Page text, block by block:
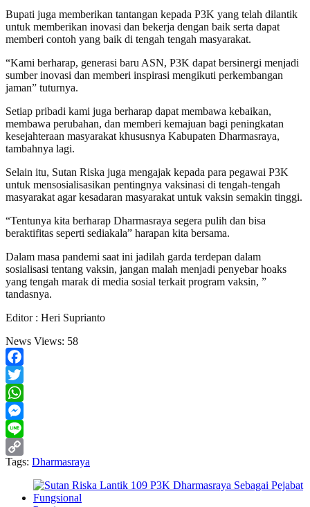
Bupati juga memberikan tantangan kepada P3K yang telah dilantik
untuk memberikan inovasi dan bekerja dengan baik serta dapat
memberi contoh yang baik di tengah tengah masyarakat.
“Kami berharap, generasi baru ASN, P3K dapat bersinergi menjadi
sumber inovasi dan memberi inspirasi mengikuti perkembangan
jaman” tuturnya.
Setiap pribadi kami juga berharap dapat membawa kebaikan,
membawa perubahan, dan memberi kemajuan bagi peningkatan
kesejahteraan masyarakat khususnya Kabupaten Dharmasraya,
tambahnya lagi.
Selain itu, Sutan Riska juga mengajak kepada para pegawai P3K
untuk mensosialisasikan pentingnya vaksinasi di tengah-tengah
masyarakat agar kesadaran masyarakat untuk vaksin semakin tinggi.
“Tentunya kita berharap Dharmasraya segera pulih dan bisa
beraktifitas seperti sediakala” harapan kita bersama.
Dalam masa pandemi saat ini jadilah garda terdepan dalam
sosialisasi tentang vaksin, jangan malah menjadi penyebar hoaks
yang tengah marak di media sosial terkait program vaksin, ”
tandasnya.
Editor : Heri Suprianto
News Views: 58
Facebook
Twitter
WhatsApp
Messenger
Line
Copy
Tags: Dharmasraya